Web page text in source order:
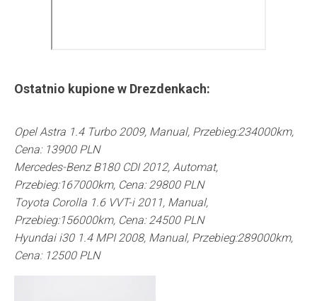
Ostatnio kupione w Drezdenkach:
Opel Astra 1.4 Turbo 2009, Manual, Przebieg:234000km,
Cena: 13900 PLN
Mercedes-Benz B180 CDI 2012, Automat,
Przebieg:167000km, Cena: 29800 PLN
Toyota Corolla 1.6 VVT-i 2011, Manual,
Przebieg:156000km, Cena: 24500 PLN
Hyundai i30 1.4 MPI 2008, Manual, Przebieg:289000km,
Cena: 12500 PLN